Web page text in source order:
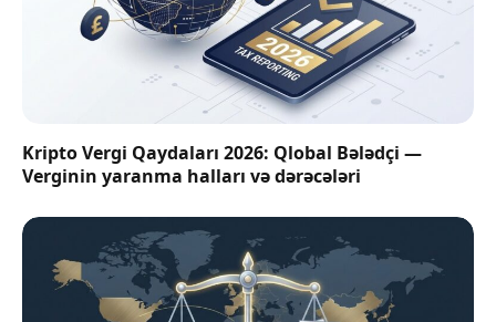
Kripto Vergi Qaydaları 2026: Qlobal Bələdçi —
Verginin yaranma halları və dərəcələri